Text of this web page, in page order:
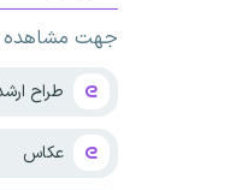
جهت مشاهده
طراح
عکاس